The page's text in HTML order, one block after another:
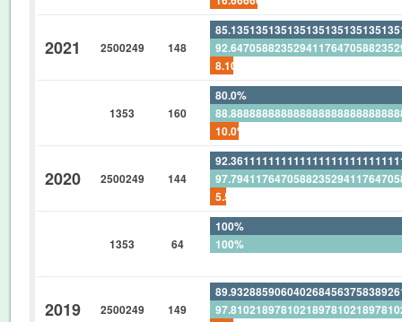
2021 2500249 148
1353 160
80.0%
10.0%
2020 2500249 144
1353 64
100%
100%
2019 2500249 149